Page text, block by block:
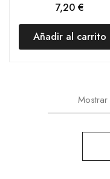
7,20€
Añadir al carrito
Mostrar